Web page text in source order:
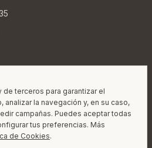
RESERVADOS.
COOKIES
terceros para garantizar el
la navegación y, en su caso,
campañas. Puedes aceptar todas
tus preferencias. Más
de Cookies.